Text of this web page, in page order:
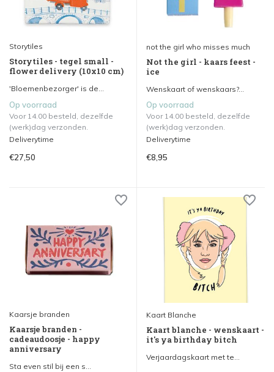
Storytiles
Storytiles - tegel small -
flower delivery (10x10 cm)
'Bloemenbezorger' is de...
Op voorraad
Voor 14.00 besteld, dezelfde
(werk)dag verzonden.
Deliverytime
€27,50
not the girl who misses much
Not the girl - kaars feest -
ice
Wenskaart of wenskaars?...
Op voorraad
Voor 14.00 besteld, dezelfde
(werk)dag verzonden.
Deliverytime
€8,95
Kaarsje branden
Kaarsje branden -
cadeaudoosje - happy
anniversary
Sta even stil bij een s...
Kaart Blanche
Kaart blanche - wenskaart -
it's ya birthday bitch
Verjaardagskaart met te...